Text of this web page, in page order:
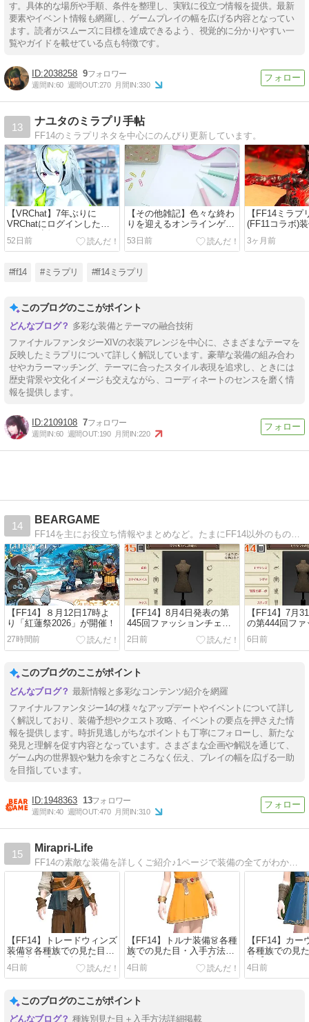
す。具体的な場所や手順、条件を整理し、実戦に役立つ情報を提供。最新
要素やイベント情報も網羅し、ゲームプレイの幅を広げる内容となってい
ます。読者がスムーズに目標を達成できるよう、視覚的に分かりやすい一
覧やガイドを載せている点も特徴です。
2038258 9
週間IN:60 週間OUT:270 月間IN:330
13
ナユタのミラプリ手帖
FF14のミラプリネタを中心にのんびり更新しています。
【VRChat】7年ぶりに
VRChatにログインした
Visitorの話
52日前
【その他雑記】色々な終わ
りを迎えるオンラインゲー
ムたち
53日前
【FF14ミラプ
(FF11コラボ)
コーデ
3ヶ月前
#ff14 #ミラプリ #ff14ミラプリ
このブログのここがポイント
多彩な装備とテーマの融合技術
ファイナルファンタジーXIVの衣装アレンジを中心に、さまざまなテーマを
反映したミラプリについて詳しく解説しています。豪華な装備の組み合わ
せやカラーマッチング、テーマに合ったスタイル表現を追求し、ときには
歴史背景や文化イメージも交えながら、コーディネートのセンスを磨く情
報を提供します。
2109108 7
週間IN:60 週間OUT:190 月間IN:220
14
BEARGAME
FF14を主にお役立ち情報やまとめなど。たまにFF14以外のものも交じります。
【FF14】８月12日17時よ
り「紅蓮祭2026」が開催！
27時間前
【FF14】8月4日発表の第
445回ファッションチェッ
ク「スケイルメイルの道
化」装備予想
2日前
【FF14】7月
の第444回ファ
ェック「ヒヤ
者」80点・
装備
6日前
このブログのここがポイント
最新情報と多彩なコンテンツ紹介を網羅
ファイナルファンタジー14の様々なアップデートやイベントについて詳し
く解説しており、装備予想やクエスト攻略、イベントの要点を押さえた情
報を提供します。時折見逃しがちなポイントも丁寧にフォローし、新たな
発見と理解を促す内容となっています。さまざまな企画や解説を通じて、
ゲーム内の世界観や魅力を余すところなく伝え、プレイの幅を広げる一助
を目指しています。
1948363 13
週間IN:40 週間OUT:470 月間IN:310
15
Mirapri-Life
FF14の素敵な装備を詳しくご紹介♪1ページで装備の全てがわかる、を目指してます！入手方法はもちろん、各種族での染色例や部位ごとの画像もたくさん載せました。どの種族でも楽しいミラプリライフを！
【FF14】トレードウィンズ
装備👗各種族での見た目・
入手方法【友好部族】
4日前
【FF14】トルナ装備👗各種
族での見た目・入手方法
【クレセントアイル】
4日前
【FF14】カー
各種族での見
法【クレセン
4日前
このブログのここがポイント
種族別見た目＋入手方法詳細掲載